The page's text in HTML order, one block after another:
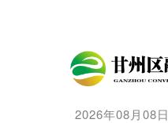
2026年08月08日